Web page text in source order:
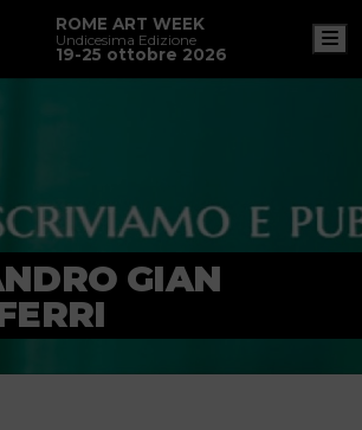
ROME ART WEEK
Undicesima Edizione
19-25 ottobre 2026
GIAN